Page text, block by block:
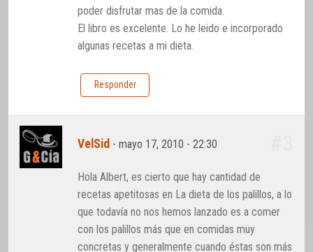
poder disfrutar mas de la comida.
El libro es excelente. Lo he leido e incorporado
algunas recetas a mi dieta.
Responder
VelSid -mayo 17, 2010 - 22:30
Hola Albert, es cierto que hay cantidad de
recetas apetitosas en La dieta de los palillos, a lo
que todavía no nos hemos lanzado es a comer
con los palillos más que en comidas muy
concretas y generalmente cuando éstas son más